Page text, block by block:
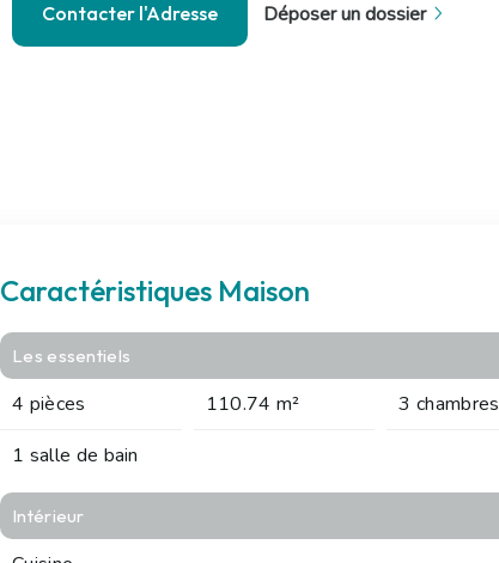
Contacter l'Adresse Déposer un dossier
Caractéristiques Maison
Les essentiels
4 pièces 110.74 m²
3 chambres
1 salle de bain
Intérieur